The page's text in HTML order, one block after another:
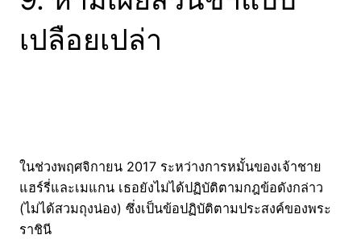
เปลือยเปล่า
ในช่วงพฤศจิกายน 2017 ระหว่างการหมั้นของเจ้าชาย
แฮร์รี่และเมแกน เธอยังไม่ได้ปฏิบัติตามกฎข้อดังกล่าว
(ไม่ได้สวมถุงน่อง) ซึ่งเป็นข้อปฏิบัติตามประสงค์ของพระ
ราชินี